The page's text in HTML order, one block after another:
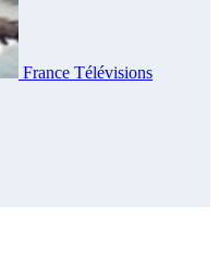
France Télévisions